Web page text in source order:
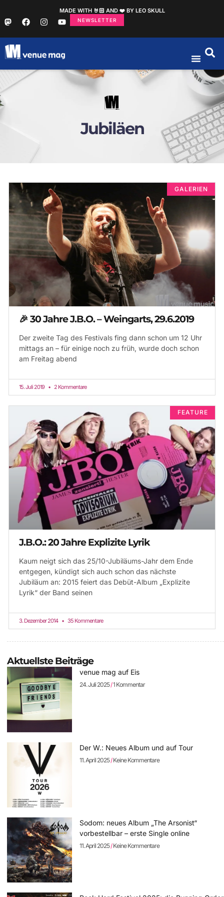
MADE WITH 🤘🏻 AND ❤️ BY LEO SKULL
NEWSLETTER
Jubiläen
GALERIEN
🎉 30 Jahre J.B.O. – Weingarts, 29.6.2019
Der zweite Tag des Festivals fing dann schon um 12 Uhr
mittags an – für einige noch zu früh, wurde doch schon
am Freitag abend
15. Juli 2019 2 Kommentare
FEATURE
J.B.O.: 20 Jahre Explizite Lyrik
Kaum neigt sich das 25/10-Jubiläums-Jahr dem Ende
entgegen, kündigt sich auch schon das nächste
Jubiläum an: 2015 feiert das Debüt-Album „Explizite
Lyrik“ der Band seinen
3. Dezember 2014 35 Kommentare
Aktuellste Beiträge
venue mag auf Eis
24. Juli 2025 1 Kommentar
Der W.: Neues Album und auf Tour
11. April 2025 Keine Kommentare
Sodom: neues Album „The Arsonist“
vorbestellbar – erste Single online
11. April 2025 Keine Kommentare